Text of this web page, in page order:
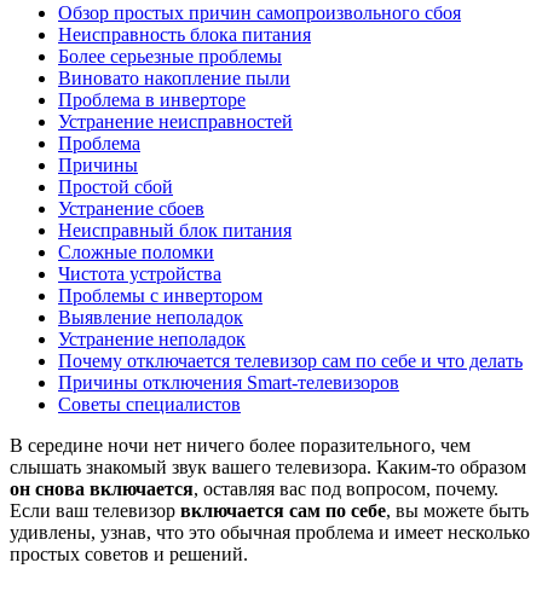
Обзор простых причин самопроизвольного сбоя
Неисправность блока питания
Более серьезные проблемы
Виновато накопление пыли
Проблема в инверторе
Устранение неисправностей
Проблема
Причины
Простой сбой
Устранение сбоев
Неисправный блок питания
Сложные поломки
Чистота устройства
Проблемы с инвертором
Выявление неполадок
Устранение неполадок
Почему отключается телевизор сам по себе и что делать
Причины отключения Smart-телевизоров
Советы специалистов
В середине ночи нет ничего более поразительного, чем
слышать знакомый звук вашего телевизора. Каким-то образом
он снова включается, оставляя вас под вопросом, почему.
Если ваш телевизор включается сам по себе, вы можете быть
удивлены, узнав, что это обычная проблема и имеет несколько
простых советов и решений.